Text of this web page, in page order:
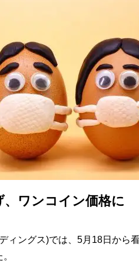
、ワンコイン価格に
ングス)では、5月18日から